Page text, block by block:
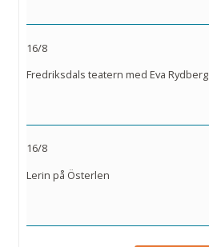
16/8
Fredriksdals teatern med Eva Rydberg
16/8
Lerin på Österlen